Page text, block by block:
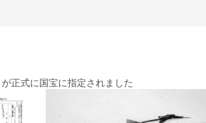
が正式に国宝に指定されました